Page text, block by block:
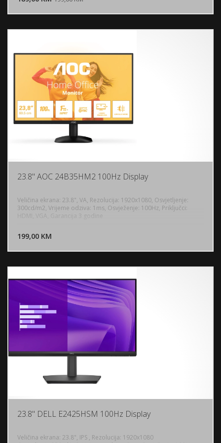
23.8" AOC 24B35HM2 100Hz Display
Veličina ekrana: 23.8", VA, Rezolucija: 1920x1080, Osvjetljenje:
300cd/m2, Vrijeme odziva: 1ms, Osvježenje: 100Hz, Priključci:
HDMI, VGA, Garancija 3 godine
199,00 KM
23.8" DELL E2425HSM 100Hz Display
Veličina ekrana: 23.8", IPS , Rezolucija: 1920x1080